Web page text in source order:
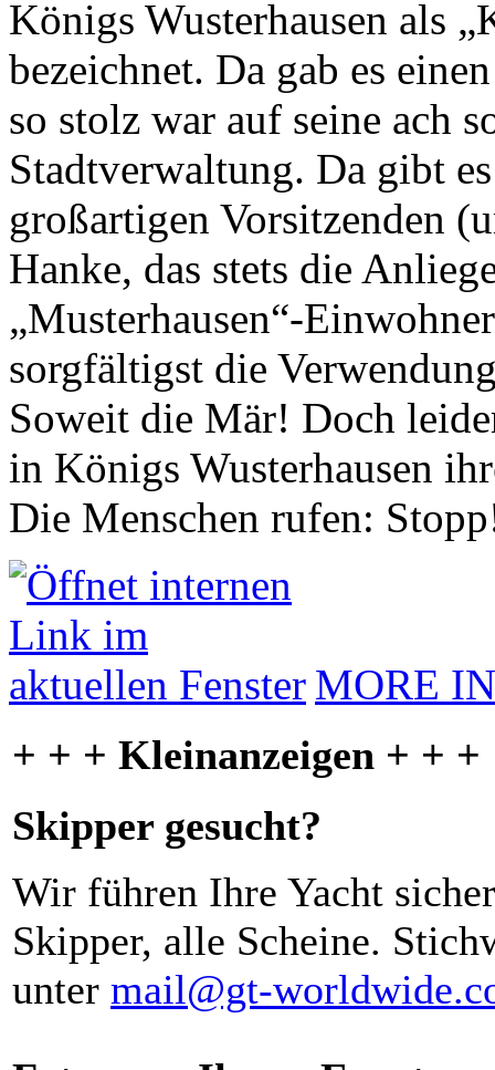
Königs Wusterhausen als
bezeichnet. Da gab es
so stolz war auf seine ach
Stadtverwaltung. Da gibt
großartigen Vorsitzenden
Hanke, das stets die
„Musterhausen“-
sorgfältigst die
Soweit die Mär! Doch
in Königs Wusterhausen
Die Menschen rufen:
MORE
+ + + Kleinanzeigen + + +
Skipper gesucht?
Wir führen Ihre Yacht
Skipper, alle Scheine.
unter mail@gt-